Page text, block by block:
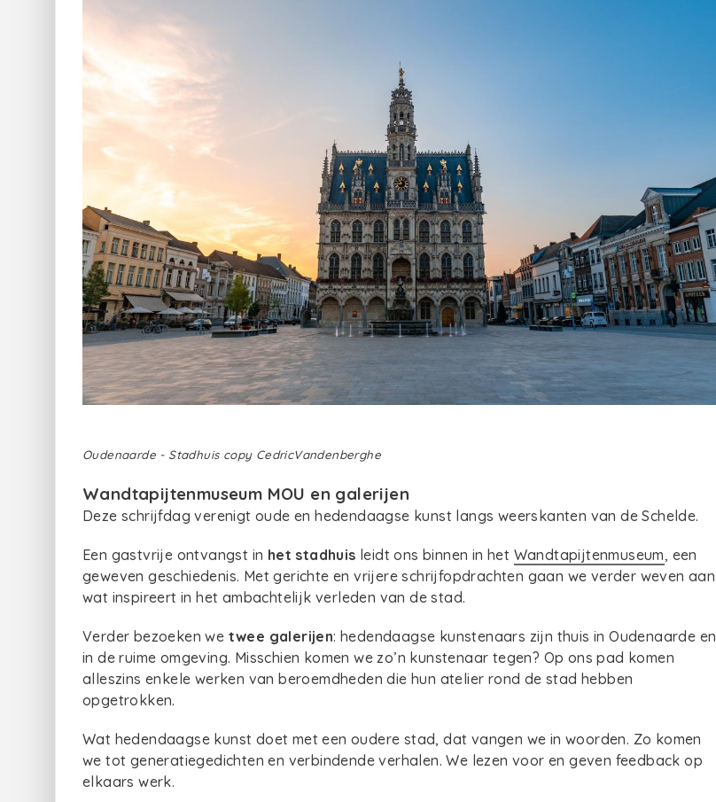
Oudenaarde - Stadhuis copy CedricVandenberghe
Wandtapijtenmuseum MOU en galerijen
Deze schrijfdag verenigt oude en hedendaagse kunst langs weerskanten van de Schelde.
Een gastvrije ontvangst in het stadhuis leidt ons binnen in het Wandtapijtenmuseum, een
geweven geschiedenis. Met gerichte en vrijere schrijfopdrachten gaan we verder weven aan
wat inspireert in het ambachtelijk verleden van de stad.
Verder bezoeken we twee galerijen: hedendaagse kunstenaars zijn thuis in Oudenaarde en
in de ruime omgeving. Misschien komen we zo’n kunstenaar tegen? Op ons pad komen
alleszins enkele werken van beroemdheden die hun atelier rond de stad hebben
opgetrokken.
Wat hedendaagse kunst doet met een oudere stad, dat vangen we in woorden. Zo komen
we tot generatiegedichten en verbindende verhalen. We lezen voor en geven feedback op
elkaars werk.